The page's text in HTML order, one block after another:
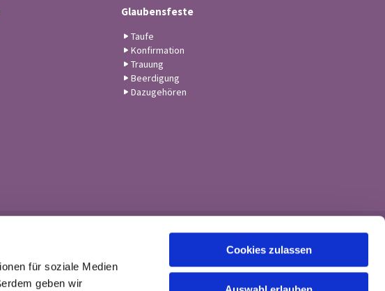
für soziale Medien
geben wir
Cookies zulassen
Glaubensfeste
Taufe
Konfirmation
Trauung
Beerdigung
Dazugehören